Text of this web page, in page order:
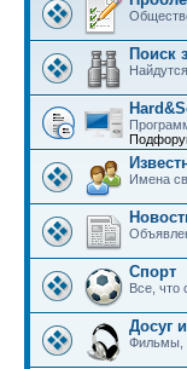
Поиск
Имена
Спорт
Все, что
Досуг
Фильмы,